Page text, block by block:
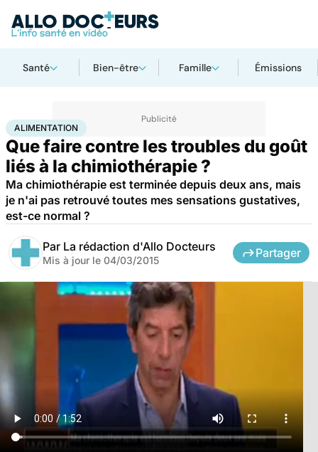
Santé Bien-être Famille Émissions
AccueilSantéMaladies Alimentation
ALIMENTATION
Que faire contre les troubles du goût
liés à la chimiothérapie ?
Ma chimiothérapie est terminée depuis deux ans, mais
je n'ai pas retrouvé toutes mes sensations gustatives,
est-ce normal ?
Par La rédaction d'Allo Docteurs
Mis à jour le 04/03/2015
Partager